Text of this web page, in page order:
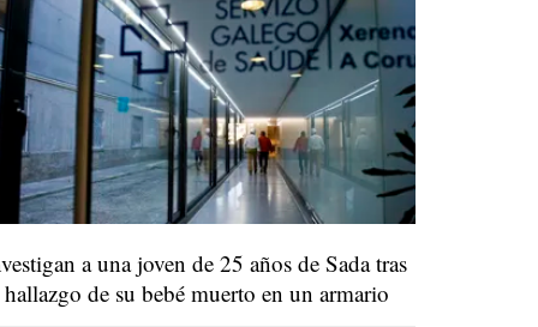
a una joven de 25 años de Sada tras
de su bebé muerto en un armario